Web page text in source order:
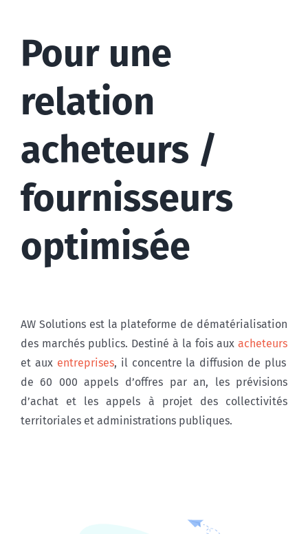
Pour une
relation
acheteurs /
fournisseurs
optimisée
AW Solutions est la plateforme de dématérialisation
des marchés publics. Destiné à la fois auxacheteurs
et aux entreprises, il concentre la diffusion de plus
de 60 000 appels d’offres par an, les prévisions
d’achat et les appels à projet des collectivités
territoriales et administrations publiques.